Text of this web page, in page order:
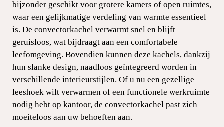
bijzonder geschikt voor grotere kamers of open ruimtes,
waar een gelijkmatige verdeling van warmte essentieel
is. De convectorkachel verwarmt snel en blijft
geruisloos, wat bijdraagt aan een comfortabele
leefomgeving. Bovendien kunnen deze kachels, dankzij
hun slanke design, naadloos geïntegreerd worden in
verschillende interieurstijlen. Of u nu een gezellige
leeshoek wilt verwarmen of een functionele werkruimte
nodig hebt op kantoor, de convectorkachel past zich
moeiteloos aan uw behoeften aan.